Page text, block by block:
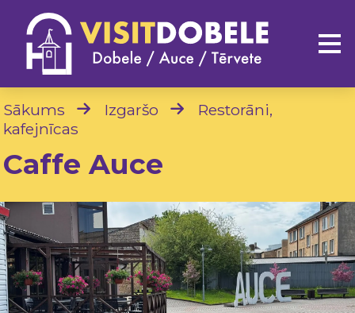
Sākums Izgaršo
Restorāni,
kafejnīcas
Caffe Auce